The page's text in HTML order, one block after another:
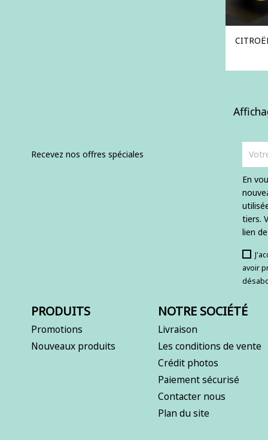
Recevez nos offres spéciales
En
tiers.
lien
avoir
PRODUITS
Promotions
Nouveaux produits
NOTRE SOCIÉTÉ
Livraison
Les conditions de vente
Crédit photos
Paiement sécurisé
Contacter nous
Plan du site